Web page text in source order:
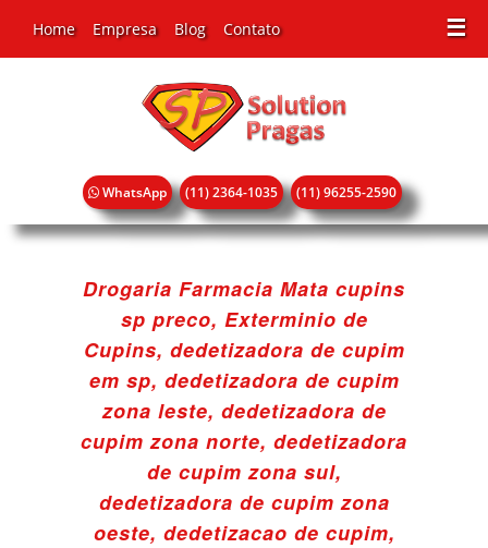
☰
Home Empresa Blog Contato
WhatsApp (11) 2364-1035 (11) 96255-2590
Drogaria Farmacia Mata cupins
sp preco, Exterminio de
Cupins, dedetizadora de cupim
em sp, dedetizadora de cupim
zona leste, dedetizadora de
cupim zona norte, dedetizadora
de cupim zona sul,
dedetizadora de cupim zona
oeste, dedetizacao de cupim,